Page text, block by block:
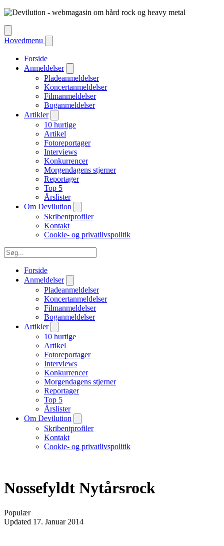
Hovedmenu
Forside
Anmeldelser
Pladeanmeldelser
Koncertanmeldelser
Filmanmeldelser
Boganmeldelser
Artikler
10 hurtige
Artikel
Fotoreportager
Interviews
Konkurrencer
Morgendagens stjerner
Reportager
Top 5
Årslister
Om Devilution
Skribentprofiler
Kontakt
Cookie- og privatlivspolitik
Forside
Anmeldelser
Pladeanmeldelser
Koncertanmeldelser
Filmanmeldelser
Boganmeldelser
Artikler
10 hurtige
Artikel
Fotoreportager
Interviews
Konkurrencer
Morgendagens stjerner
Reportager
Top 5
Årslister
Om Devilution
Skribentprofiler
Kontakt
Cookie- og privatlivspolitik
Nossefyldt Nytårsrock
Populær
Updated 17. Januar 2014